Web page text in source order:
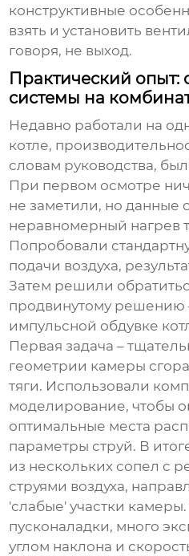
конструктивные
взять и установить
говоря, не выход.
Практический опыт:
системы на
Недавно работали на
котле,
словам руководства,
При первом осмотре
не заметили, но данные
неравномерный нагрев
Попробовали
подачи воздуха,
Затем решили
продвинутому решению
импульсной обдувке
Первая задача –
геометрии камеры
тяги. Использовали
моделирование, чтобы
оптимальные места
параметры струй. В
из нескольких сопел с
струями воздуха,
'слабые' участки
пусконаладки, много
углом наклона и